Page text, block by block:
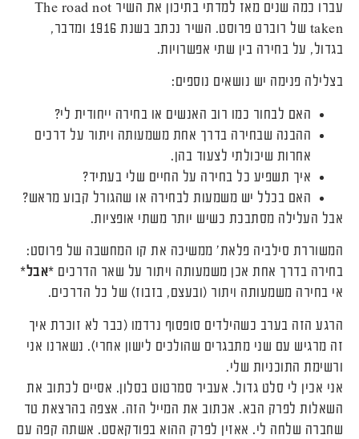
עברו כמה שנים מאז למדתי בתיכון את השיר The road not
taken של רוברט פרוסט. השיר נכתב בשנת 1916 ומדבר,
בגדול, על בחירה בין שתי אפשרויות.
בצלילה פנימה יש נושאים נוספים:
האם לבחור כמו רוב האנשים או בחירה ייחודית לי?
ההבנה שבחירה בדרך אחת משמעותה ויתור על דרכים
אחרות שיכולתי לצעוד בהן.
איך תשפיע כל בחירה על החיים שלי בעתיד?
האם בכלל יש משמעות לבחירה או שהגורל קבוע מראש?
אבל העלילה מסתבכת כשיש יותר משתי אופציות.
המשוררת סילביה פלאת' ממשיכה את קו המחשבה של פרוסט:
בחירה בדרך אחת אכן משמעותה ויתור על שאר הדרכים *אבל*
אי בחירה משמעותה ויתור (ובעצם, בזבוז) של כל הדרכים.
הרגע הזה בערב כשהילדים סופסוף נרדמו (כבר לא זוכרת איך
זה מרגיש עם שני מתבגרים שהולכים לישון אחרי). נשארנו אני
ורשימת התוכניות שלי.
אני אכין לי סלט גדול. אעביר סמרטוט בסלון. אסיים לכתוב את
השאלות לפרק הבא. אכתוב את המייל הזה. אצפה בהרצאת טד
שחברה שלחה לי. אאזין לפרק ההוא בפודקאסט. אשתה קפה עם